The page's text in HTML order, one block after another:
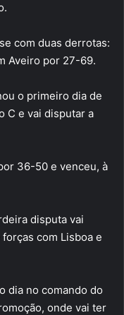
com duas derrotas:
Aveiro por 27-69.
o primeiro dia de
C e vai disputar a
36-50 e venceu, à
disputa vai
com Lisboa e
dia no comando do
onde vai ter